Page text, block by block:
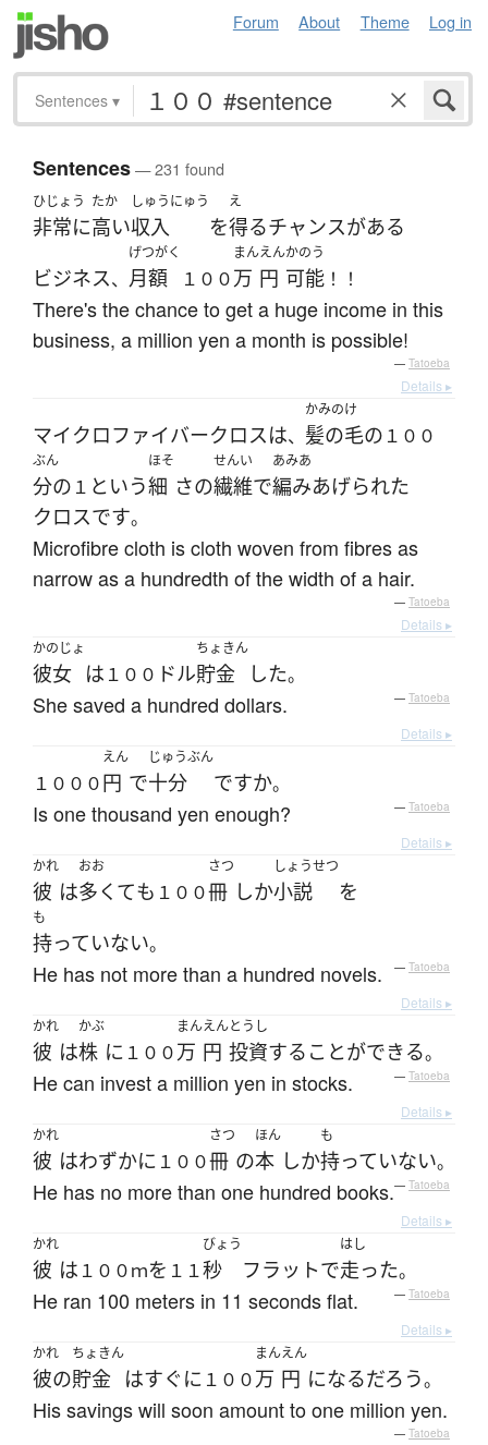
Forum About Theme Log in
Sentences ▾
Sentences— 231 found
ひじょう
非常に
たか
高い
しゅうにゅう
収入 を
え
得るチャンスがある
ビジネス、
げつがく
月額 １００
まん
万
えん
円
かのう
可能 ！！
There's the chance to get a huge income in this
business, a million yen a month is possible!
— Tatoeba
Details ▸
マイクロファイバークロスは、
かみのけ
髪の毛の １００
ぶん
分の １ という
ほそ
細 さの
せんい
繊維で
あみあ
編みあげられた
クロスです。
Microfibre cloth is cloth woven from fibres as
narrow as a hundredth of the width of a hair.
— Tatoeba
Details ▸
かのじょ
彼女 は １００ ドル
ちょきん
貯金 した。
She saved a hundred dollars. — Tatoeba
Details ▸
１０００
えん
円 で
じゅうぶん
十分 ですか。
Is one thousand yen enough? — Tatoeba
Details ▸
かれ
彼 は
おお
多くても １００
さつ
冊 しか
しょうせつ
小説 を
も
持っていない。
He has not more than a hundred novels. — Tatoeba
Details ▸
かれ
彼 は
かぶ
株 に １００
まん
万
えん
円
とうし
投資する ことができる。
He can invest a million yen in stocks. — Tatoeba
Details ▸
かれ
彼 はわずかに １００
さつ
冊 の
ほん
本 しか
も
持っていない。
He has no more than one hundred books.— Tatoeba
Details ▸
かれ
彼 は １００ｍを １１
びょう
秒 フラットで
はし
走った。
He ran 100 meters in 11 seconds flat. — Tatoeba
Details ▸
かれ
彼の
ちょきん
貯金 はすぐに １００
まん
万
えん
円 になるだろう。
His savings will soon amount to one million yen.
— Tatoeba